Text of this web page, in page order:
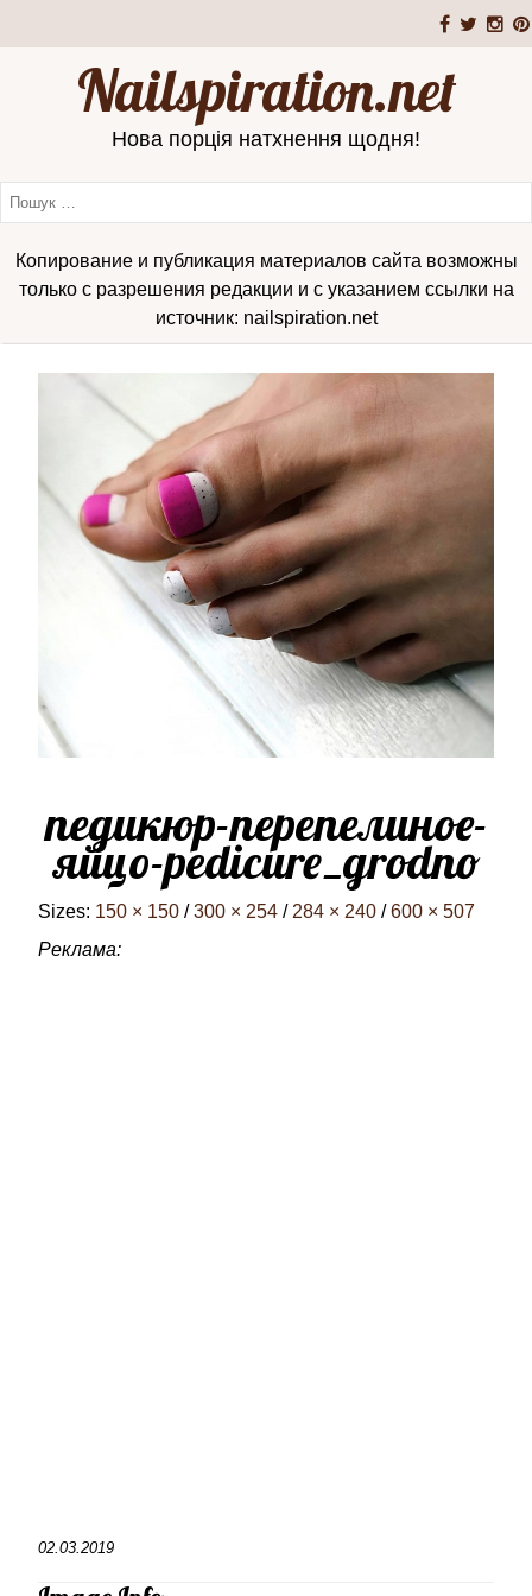
Nailspiration.net
Нова порція натхнення щодня!
Копирование и публикация материалов сайта возможны
только с разрешения редакции и с указанием ссылки на
источник: nailspiration.net
педикюр-перепелиное-
яйцо-pedicure_grodno
Sizes: 150 × 150 / 300 × 254 / 284 × 240 / 600 × 507
Реклама:
02.03.2019